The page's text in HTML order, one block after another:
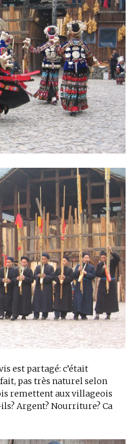
est partagé: c’était
pas très naturel selon
remettent aux villageois
Argent? Nourriture? Ca